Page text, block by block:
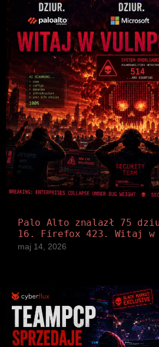
Palo Alto znalazł 75
16. Firefox 423. Witaj w
maj 14, 2026